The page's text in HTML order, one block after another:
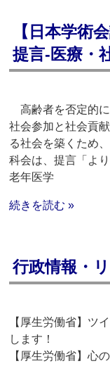
【日本学術
提言‐医療・
高齢者を否定的
社会参加と社会貢
る社会を築くため
科会は、提言「よ
老年医学
続きを読む »
行政情報・
【厚生労働省】ツ
します！
【厚生労働省】心